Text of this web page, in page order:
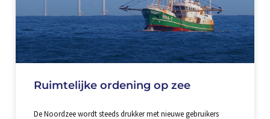
Ruimtelijke ordening op zee
De Noordzee wordt steeds drukker met nieuwe gebruikers